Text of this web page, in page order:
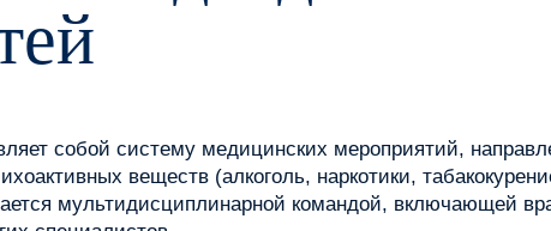
собой систему медицинских мероприятий,
веществ (алкоголь, наркотики,
мультидисциплинарной командой, включающей